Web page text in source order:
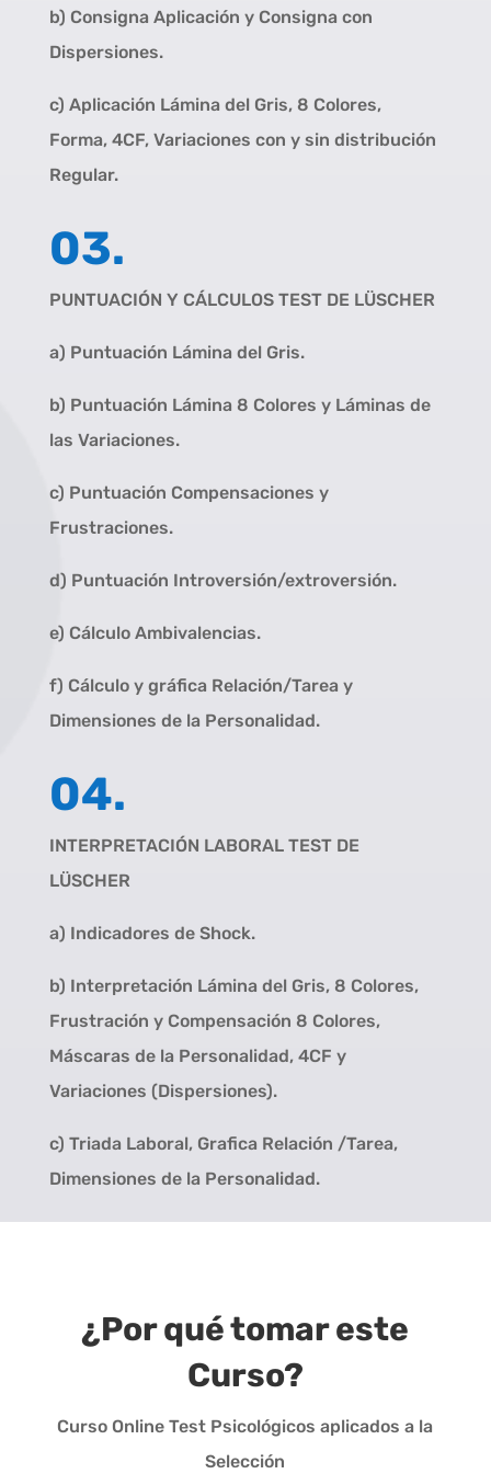
b) Consigna Aplicación y Consigna con
Dispersiones.
c) Aplicación Lámina del Gris, 8 Colores,
Forma, 4CF, Variaciones con y sin distribución
Regular.
03.
PUNTUACIÓN Y CÁLCULOS TEST DE LÜSCHER
a) Puntuación Lámina del Gris.
b) Puntuación Lámina 8 Colores y Láminas de
las Variaciones.
c) Puntuación Compensaciones y
Frustraciones.
d) Puntuación Introversión/extroversión.
e) Cálculo Ambivalencias.
f) Cálculo y gráfica Relación/Tarea y
Dimensiones de la Personalidad.
04.
INTERPRETACIÓN LABORAL TEST DE
LÜSCHER
a) Indicadores de Shock.
b) Interpretación Lámina del Gris, 8 Colores,
Frustración y Compensación 8 Colores,
Máscaras de la Personalidad, 4CF y
Variaciones (Dispersiones).
c) Triada Laboral, Grafica Relación /Tarea,
Dimensiones de la Personalidad.
¿Por qué tomar este
Curso?
Curso Online Test Psicológicos aplicados a la
Selección